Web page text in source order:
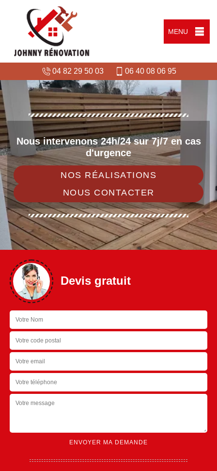
MENU
04 82 29 50 03 06 40 08 06 95
Nous intervenons 24h/24 sur 7j/7 en cas
d'urgence
NOS RÉALISATIONS
NOUS CONTACTER
Devis gratuit